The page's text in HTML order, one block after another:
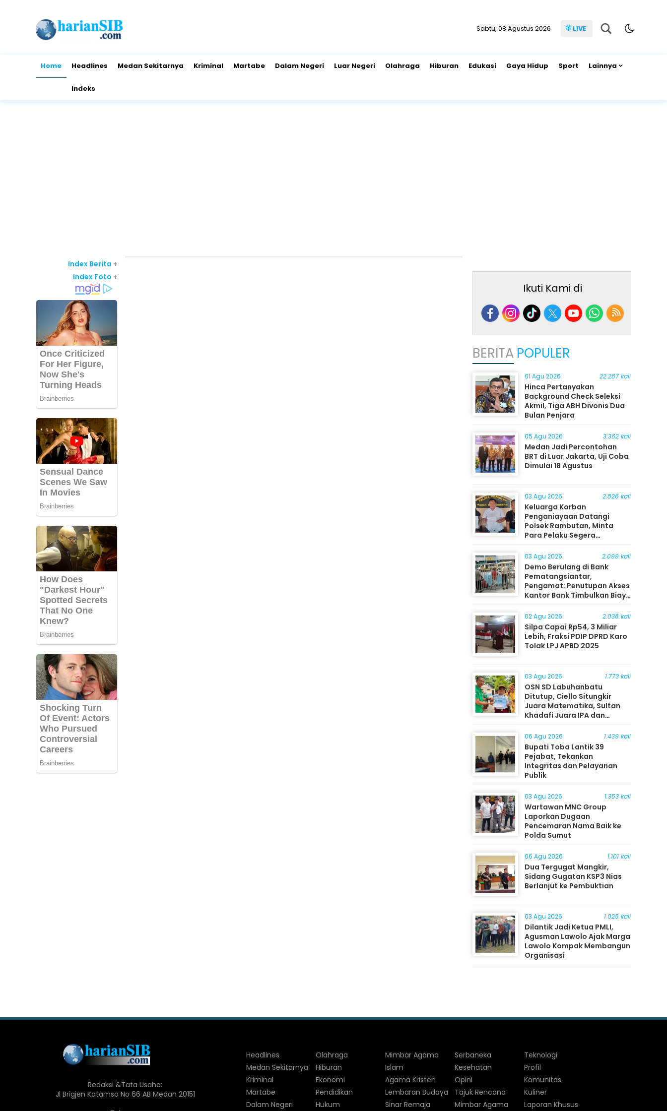
Sabtu, 08 Agustus 2026 LIVE
Home Headlines Medan Sekitarnya Kriminal Martabe Dalam Negeri Luar Negeri Olahraga Hiburan Edukasi Gaya Hidup Sport Lainnya
Indeks
Index Berita +
Index Foto +
Ikuti Kami di
BERITA POPULER
01 Agu 2026 22.287 kali
Hinca Pertanyakan
Background Check Seleksi
Akmil, Tiga ABH Divonis Dua
Bulan Penjara
05 Agu 2026 3.362 kali
Medan Jadi Percontohan
BRT di Luar Jakarta, Uji Coba
Dimulai 18 Agustus
03 Agu 2026 2.826 kali
Keluarga Korban
Penganiayaan Datangi
Polsek Rambutan, Minta
Para Pelaku Segera
Ditangkap
03 Agu 2026 2.099 kali
Demo Berulang di Bank
Pematangsiantar,
Pengamat: Penutupan Akses
Kantor Bank Timbulkan Biaya
Ekonomi bagi Masyarakat
02 Agu 2026 2.038 kali
Silpa Capai Rp54, 3 Miliar
Lebih, Fraksi PDIP DPRD Karo
Tolak LPJ APBD 2025
03 Agu 2026 1.773 kali
OSN SD Labuhanbatu
Ditutup, Ciello Situngkir
Juara Matematika, Sultan
Khadafi Juara IPA dan
Timothy Rangkuti Juara IPS
06 Agu 2026 1.439 kali
Bupati Toba Lantik 39
Pejabat, Tekankan
Integritas dan Pelayanan
Publik
03 Agu 2026 1.353 kali
Wartawan MNC Group
Laporkan Dugaan
Pencemaran Nama Baik ke
Polda Sumut
06 Agu 2026 1.101 kali
Dua Tergugat Mangkir,
Sidang Gugatan KSP3 Nias
Berlanjut ke Pembuktian
03 Agu 2026 1.025 kali
Dilantik Jadi Ketua PMLI,
Agusman Lawolo Ajak Marga
Lawolo Kompak Membangun
Organisasi
Redaksi &Tata Usaha:
Jl Brigjen Katamso No 66 AB Medan 20151
Headlines
Medan Sekitarnya
Kriminal
Martabe
Dalam Negeri
Olahraga
Hiburan
Ekonomi
Pendidikan
Hukum
Mimbar Agama
Islam
Agama Kristen
Lembaran Budaya
Sinar Remaja
Serbaneka
Kesehatan
Opini
Tajuk Rencana
Mimbar Agama
Teknologi
Profil
Komunitas
Kuliner
Laporan Khusus